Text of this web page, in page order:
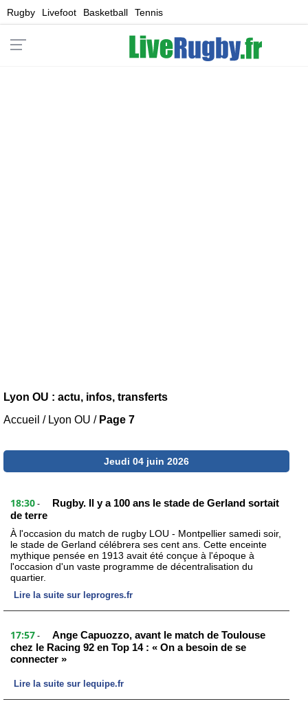
Rugby Livefoot Basketball Tennis
Lyon OU : actu, infos, transferts
Accueil / Lyon OU / Page 7
Jeudi 04 juin 2026
18:30 -
Rugby. Il y a 100 ans le stade de Gerland sortait
de terre
À l'occasion du match de rugby LOU - Montpellier samedi soir,
le stade de Gerland célébrera ses cent ans. Cette enceinte
mythique pensée en 1913 avait été conçue à l'époque à
l'occasion d'un vaste programme de décentralisation du
quartier.
Lire la suite sur leprogres.fr
17:57 -
Ange Capuozzo, avant le match de Toulouse
chez le Racing 92 en Top 14 : « On a besoin de se
connecter »
Lire la suite sur lequipe.fr